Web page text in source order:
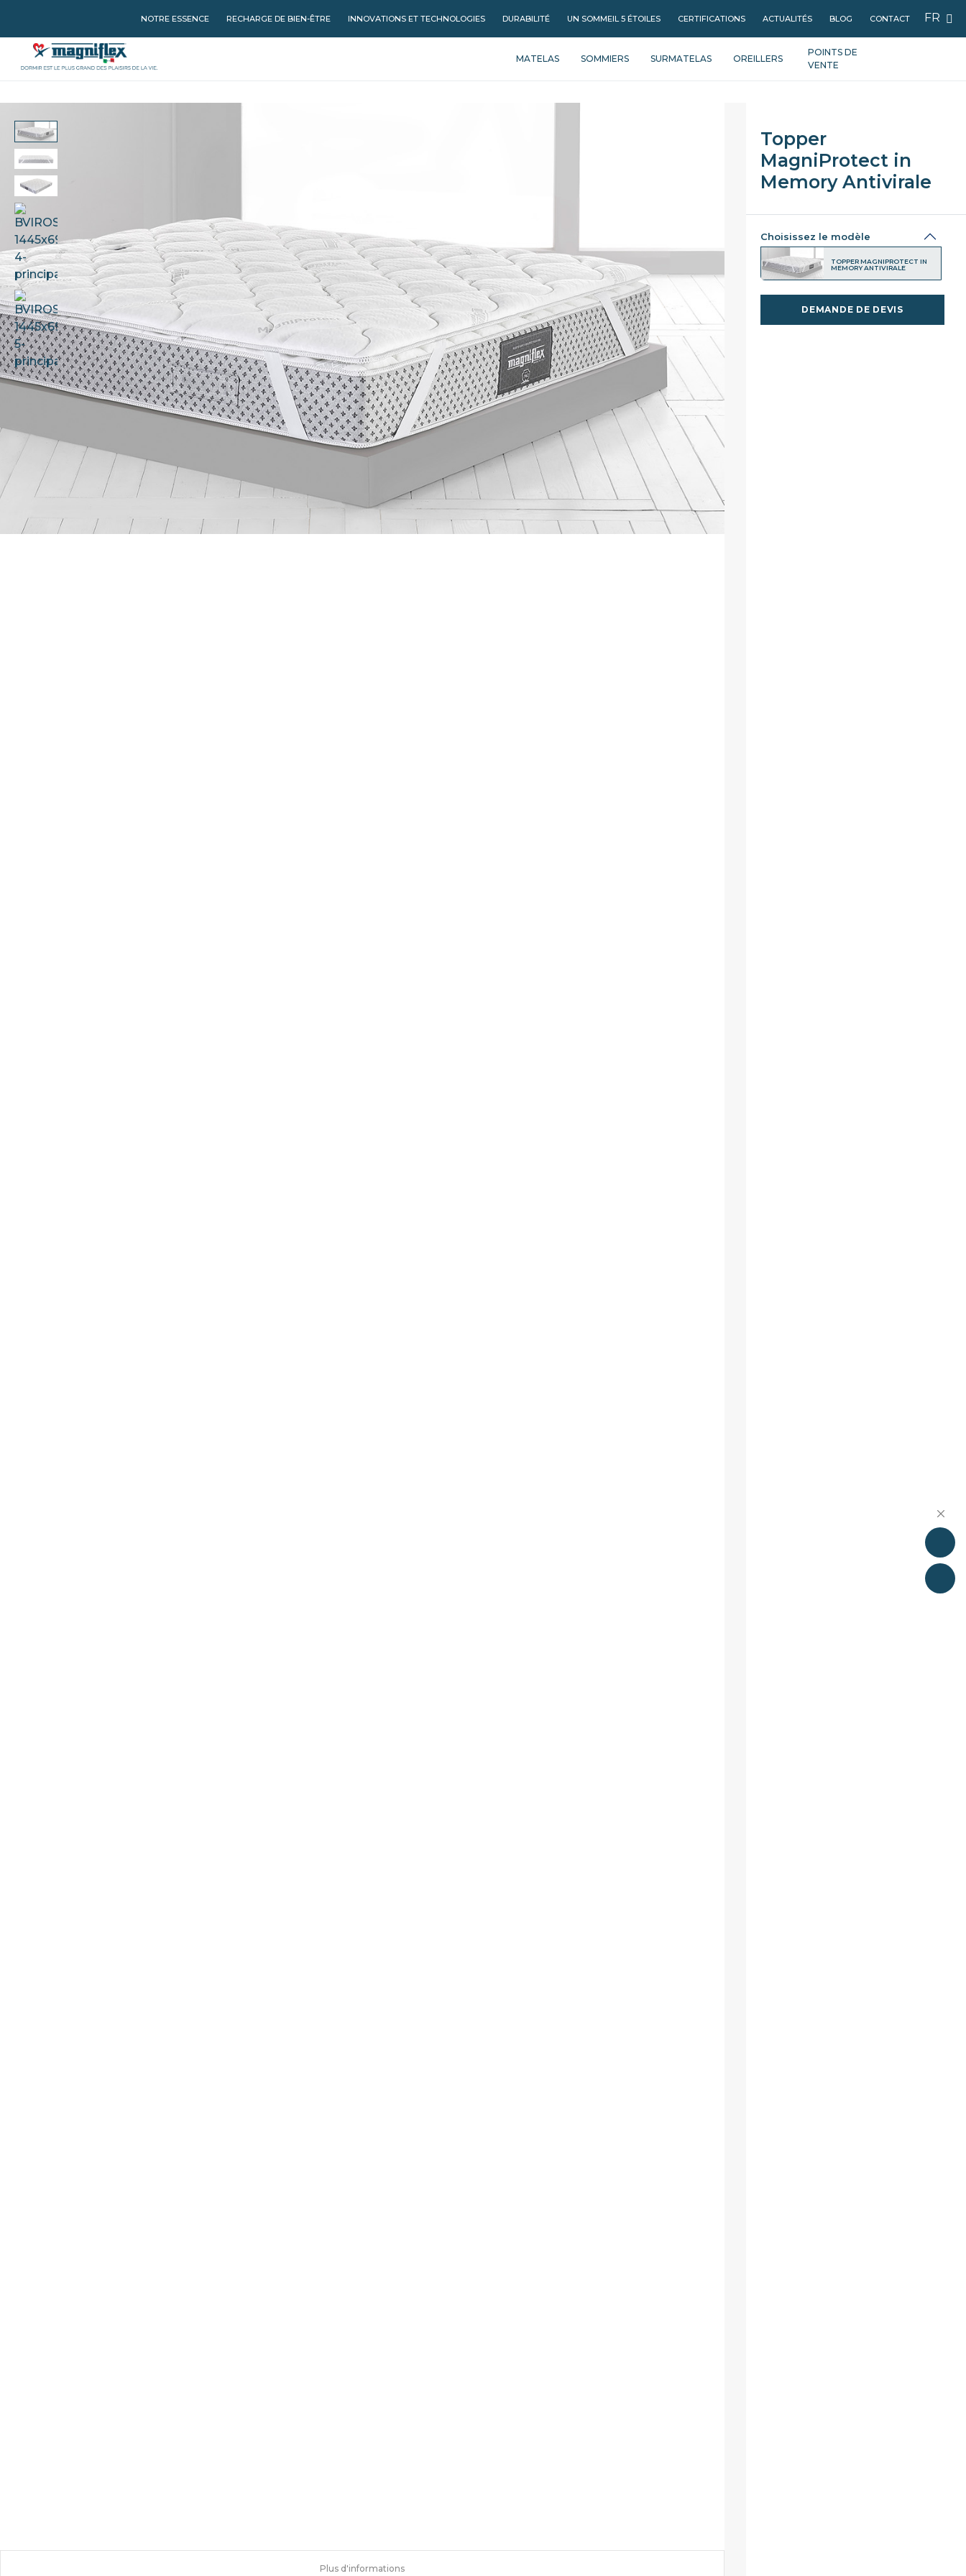
NOTRE ESSENCE RECHARGE DE BIEN-ÊTRE INNOVATIONS ET TECHNOLOGIES DURABILITÉ UN SOMMEIL 5 ÉTOILES CERTIFICATIONS ACTUALITÉS BLOG CONTACT FR
POINTS DE
VENTE
MATELAS SOMMIERS SURMATELAS OREILLERS
Plus d'informations
Topper
MagniProtect in
Memory Antivirale
Choisissez le modèle
TOPPER MAGNIPROTECT IN
MEMORY ANTIVIRALE
DEMANDE DE DEVIS